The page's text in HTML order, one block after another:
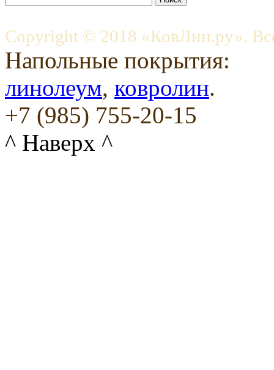
Copyright © 2018 «КовЛин.ру».
Напольные покрытия:
линолеум, ковролин.
+7 (985) 755-20-15
^ Наверх ^